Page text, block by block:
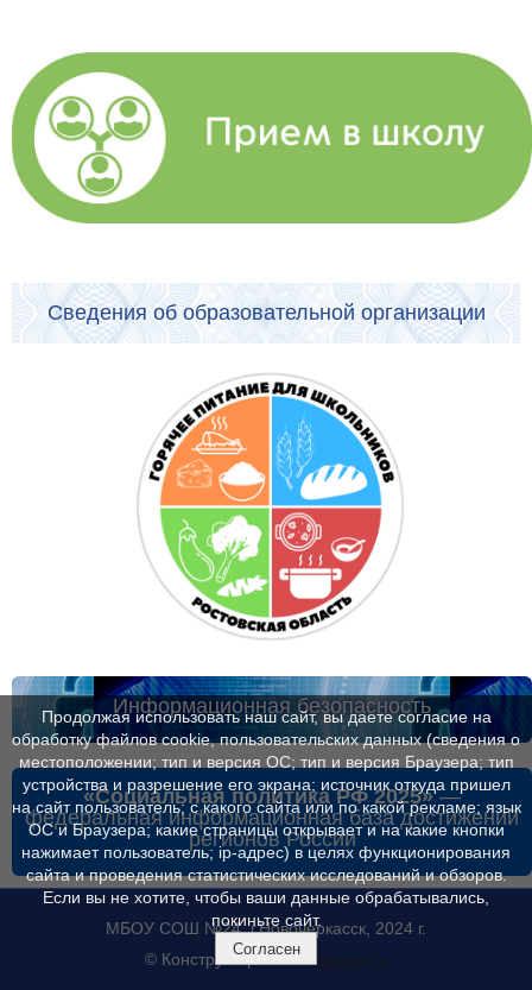
Сведения об образовательной организации
Информационная безопасность
«Социальная политика РФ 2025»—
федеральная информационная база достижений
регионов России
МБОУ СОШ №24, г.Новочеркасск, 2024 г.
© Конструктор сайтов Nubex.ru
Продолжая использовать наш сайт, вы даете согласие на
обработку файлов cookie, пользовательских данных (сведения о
местоположении; тип и версия ОС; тип и версия Браузера; тип
устройства и разрешение его экрана; источник откуда пришел
на сайт пользователь; с какого сайта или по какой рекламе; язык
ОС и Браузера; какие страницы открывает и на какие кнопки
нажимает пользователь; ip-адрес) в целях функционирования
сайта и проведения статистических исследований и обзоров.
Если вы не хотите, чтобы ваши данные обрабатывались,
покиньте сайт.
Согласен